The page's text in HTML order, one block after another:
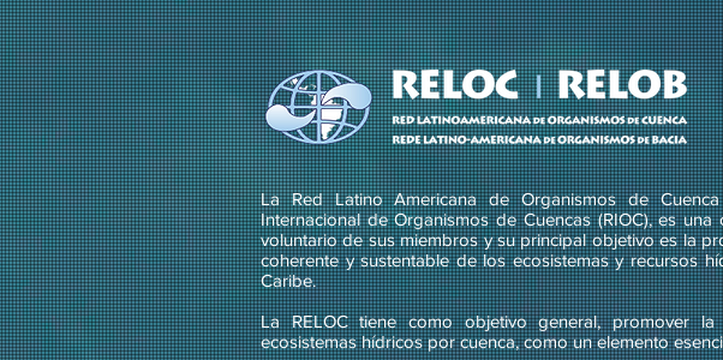
La Red Latino Americana de Organismos de
Internacional de Organismos de Cuencas (RIOC), es
voluntario de sus miembros y su principal objetivo es la
coherente y sustentable de los ecosistemas y recursos
Caribe.
La RELOC tiene como objetivo general, promover
ecosistemas hídricos por cuenca, como un elemento